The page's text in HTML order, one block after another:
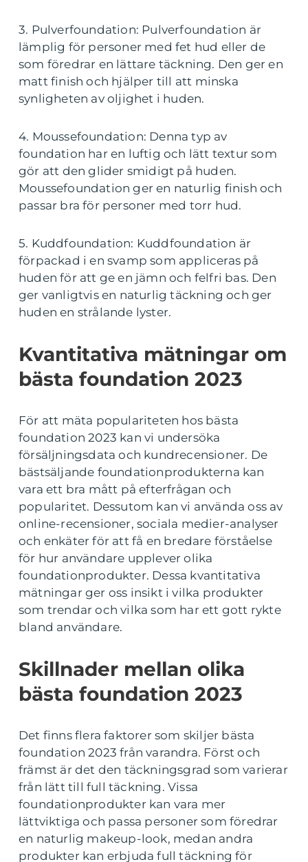
3. Pulverfoundation: Pulverfoundation är
lämplig för personer med fet hud eller de
som föredrar en lättare täckning. Den ger en
matt finish och hjälper till att minska
synligheten av oljighet i huden.
4. Moussefoundation: Denna typ av
foundation har en luftig och lätt textur som
gör att den glider smidigt på huden.
Moussefoundation ger en naturlig finish och
passar bra för personer med torr hud.
5. Kuddfoundation: Kuddfoundation är
förpackad i en svamp som appliceras på
huden för att ge en jämn och felfri bas. Den
ger vanligtvis en naturlig täckning och ger
huden en strålande lyster.
Kvantitativa mätningar om
bästa foundation 2023
För att mäta populariteten hos bästa
foundation 2023 kan vi undersöka
försäljningsdata och kundrecensioner. De
bästsäljande foundationprodukterna kan
vara ett bra mått på efterfrågan och
popularitet. Dessutom kan vi använda oss av
online-recensioner, sociala medier-analyser
och enkäter för att få en bredare förståelse
för hur användare upplever olika
foundationprodukter. Dessa kvantitativa
mätningar ger oss insikt i vilka produkter
som trendar och vilka som har ett gott rykte
bland användare.
Skillnader mellan olika
bästa foundation 2023
Det finns flera faktorer som skiljer bästa
foundation 2023 från varandra. Först och
främst är det den täckningsgrad som varierar
från lätt till full täckning. Vissa
foundationprodukter kan vara mer
lättviktiga och passa personer som föredrar
en naturlig makeup-look, medan andra
produkter kan erbjuda full täckning för